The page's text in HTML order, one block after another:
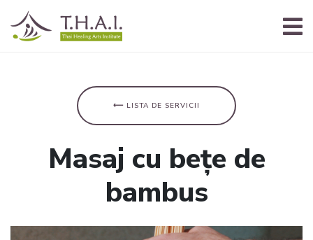
⟵ LISTA DE SERVICII
Masaj cu bețe de
bambus